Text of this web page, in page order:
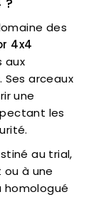
des
4x4
aux
arceaux
une
les
au trial,
à une